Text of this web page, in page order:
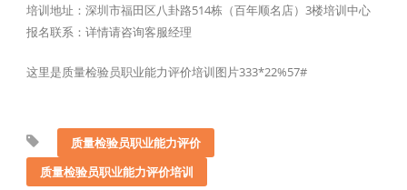
培训地址：深圳市福田区八卦路514栋（百年顺名店）3楼培训中心
报名联系：详情请咨询客服经理
这里是质量检验员职业能力评价培训图片333*22%57#
质量检验员职业能力评价
质量检验员职业能力评价培训